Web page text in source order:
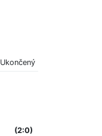
Ukončený
(2:0)